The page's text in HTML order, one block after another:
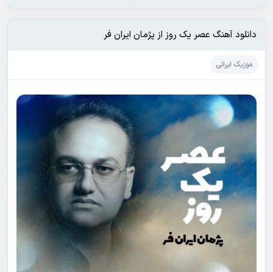
دانلود آهنگ عصر یک روز از پژمان ایران فر
موزیک ایرانی